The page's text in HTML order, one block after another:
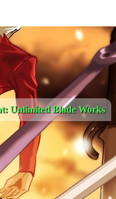
Unlimited Blade Works